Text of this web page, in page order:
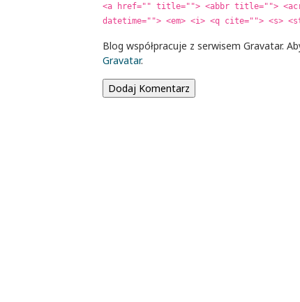
<a href="" title=""> <abbr title="">
datetime=""> <em> <i> <q cite=""> <s>
Blog współpracuje z serwisem Gravatar.
Gravatar.